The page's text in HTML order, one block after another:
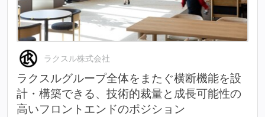
ラクスル株式会社
ラクスルグループ全体をまたぐ横断機能を設
計・構築できる、技術的裁量と成長可能性の
高いフロントエンドのポジション